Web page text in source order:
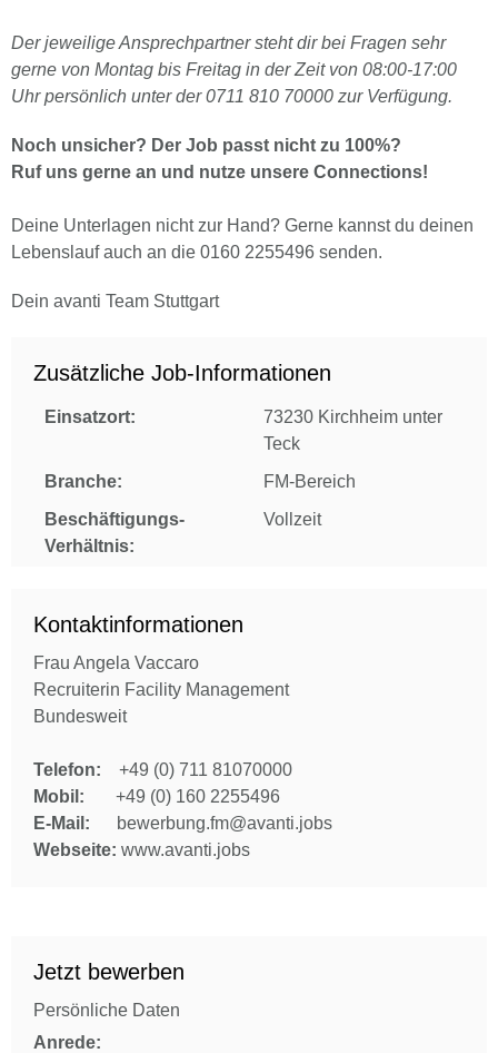
Der jeweilige Ansprechpartner steht dir bei Fragen sehr
gerne von Montag bis Freitag in der Zeit von 08:00-17:00
Uhr persönlich unter der 0711 810 70000 zur Verfügung.
Noch unsicher? Der Job passt nicht zu 100%?
Ruf uns gerne an und nutze unsere Connections!
Deine Unterlagen nicht zur Hand? Gerne kannst du deinen
Lebenslauf auch an die 0160 2255496 senden.
Dein avanti Team Stuttgart
Zusätzliche Job-Informationen
Einsatzort:
73230 Kirchheim unter
Teck
Branche:
FM-Bereich
Beschäftigungs-
Verhältnis:
Vollzeit
Kontaktinformationen
Frau Angela Vaccaro
Recruiterin Facility Management
Bundesweit
Telefon:
+49 (0) 711 81070000
Mobil:
+49 (0) 160 2255496
E-Mail: bewerbung.fm@avanti.jobs
Webseite: www.avanti.jobs
Jetzt bewerben
Persönliche Daten
Anrede: